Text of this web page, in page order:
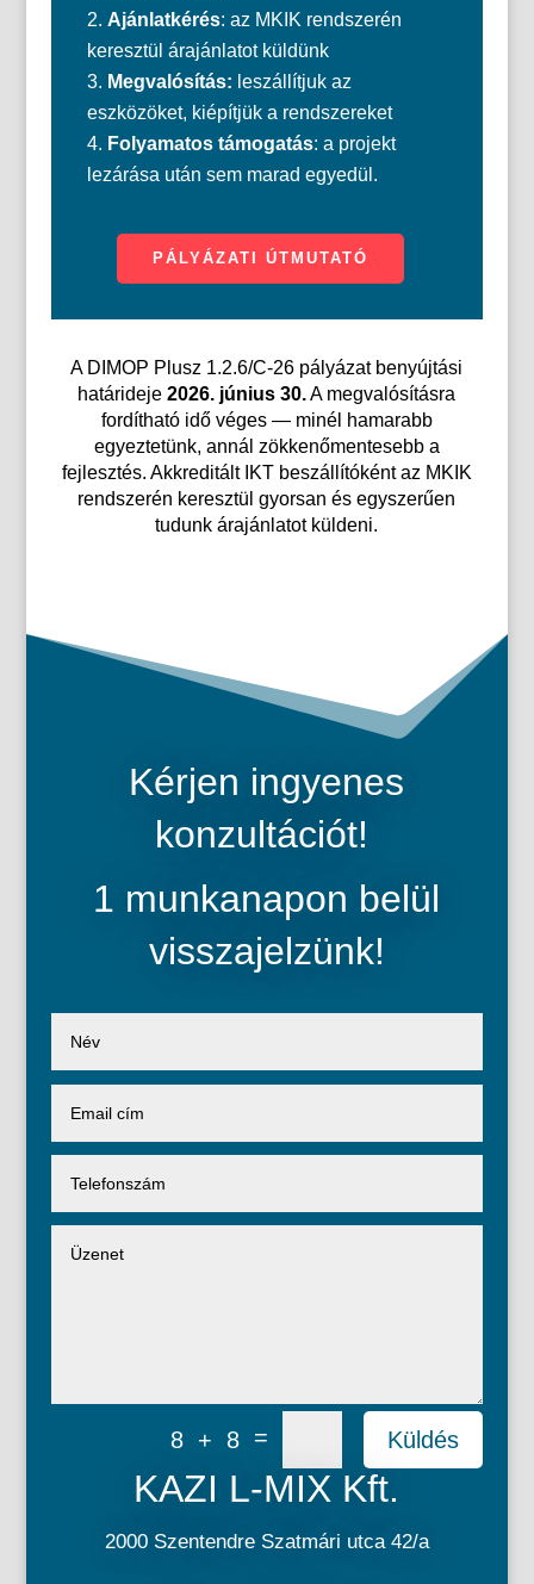
Ajánlatkérés: az MKIK rendszerén
keresztül árajánlatot küldünk
Megvalósítás: leszállítjuk az
eszközöket, kiépítjük a rendszereket
Folyamatos támogatás: a projekt
lezárása után sem marad egyedül.
PÁLYÁZATI ÚTMUTATÓ
A DIMOP Plusz 1.2.6/C-26 pályázat benyújtási
határideje2026. június 30.A megvalósításra
fordítható idő véges — minél hamarabb
egyeztetünk, annál zökkenőmentesebb a
fejlesztés. Akkreditált IKT beszállítóként az MKIK
rendszerén keresztül gyorsan és egyszerűen
tudunk árajánlatot küldeni.
Kérjen ingyenes
konzultációt!
1 munkanapon belül
visszajelzünk!
8 + 8 = Küldés
KAZI L-MIX Kft.
2000 Szentendre Szatmári utca 42/a